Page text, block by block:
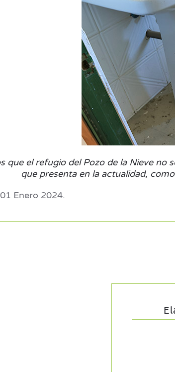
que el refugio del Pozo de la Nieve no
que presenta en la actualidad,
01 Enero 2024.